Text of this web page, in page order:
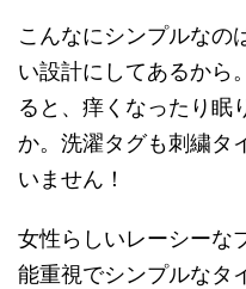
こんなにシンプルなの
い設計にしてあるから
ると、痒くなったり眠
か。洗濯タグも刺繍タ
いません！
女性らしいレーシーな
能重視でシンプルなタ